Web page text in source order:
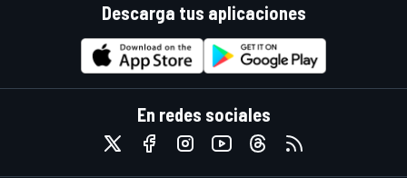
Descarga tus aplicaciones
En redes sociales